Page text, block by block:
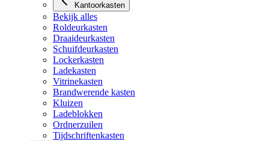
Kantoorkasten
Bekijk alles
Roldeurkasten
Draaideurkasten
Schuifdeurkasten
Lockerkasten
Ladekasten
Vitrinekasten
Brandwerende kasten
Kluizen
Ladeblokken
Ordnerzuilen
Tijdschriftenkasten